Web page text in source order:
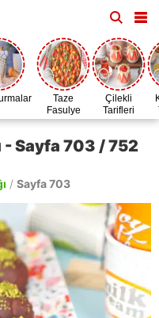
Taze
Fasulye
Zamanı
Çilekli
Tarifleri
Sayfa 703 / 752
/ Sayfa 703